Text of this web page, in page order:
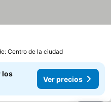
Centro de la ciudad
los
Ver precios